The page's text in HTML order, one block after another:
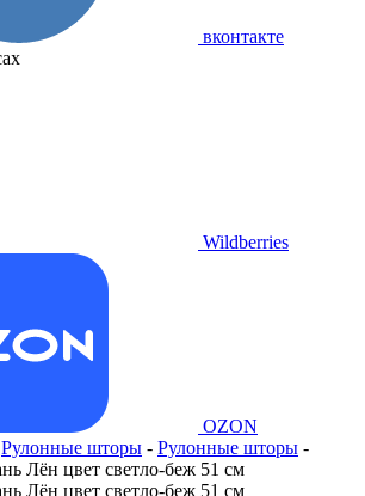
вконтакте
Wildberries
OZON
Рулонные шторы - Рулонные шторы -
Лён цвет светло-беж 51 см
Лён цвет светло-беж 51 см